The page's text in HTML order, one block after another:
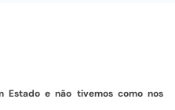
Estado e não tivemos como nos